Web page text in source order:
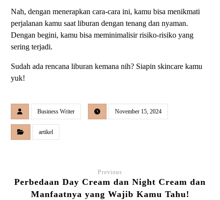
Nah, dengan menerapkan cara-cara ini, kamu bisa menikmati
perjalanan kamu saat liburan dengan tenang dan nyaman.
Dengan begini, kamu bisa meminimalisir risiko-risiko yang
sering terjadi.
Sudah ada rencana liburan kemana nih? Siapin skincare kamu
yuk!
Business Writer November 15, 2024
artikel
Previous
Perbedaan Day Cream dan Night Cream dan
Manfaatnya yang Wajib Kamu Tahu!